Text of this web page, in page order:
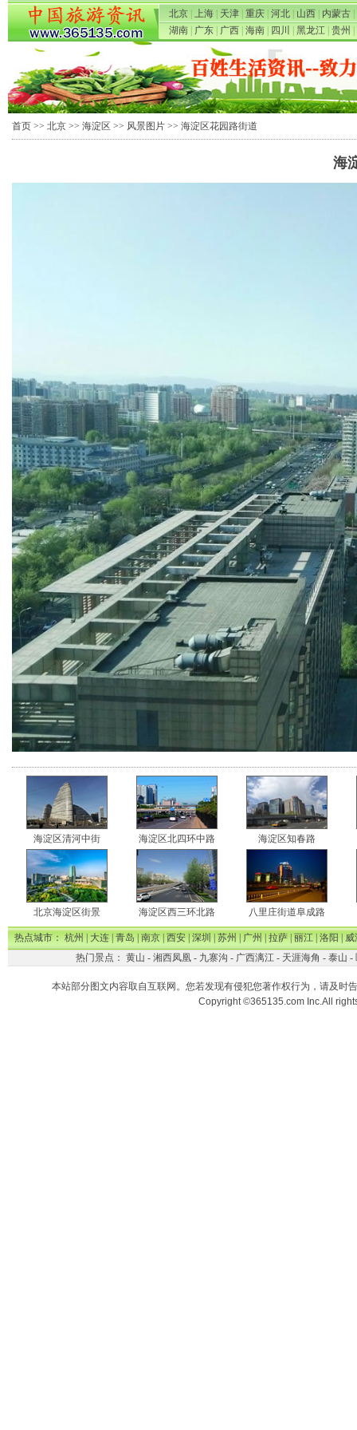
北京 上海 天津 重庆 河北 山西 内蒙古
湖南
广东 广西 海南 四川 黑龙江 贵州
首页 >> 北京 >> 海淀区 >> 风景图片 >> 海淀区花园路街道
海
海淀区清河中街 海淀区北四环中路 海淀区知春路
北京海淀区街景 海淀区西三环北路 八里庄街道阜成路
热点城市：杭州|大连|青岛|南京|西安|深圳|苏州|广州|拉萨|丽江|洛阳|威
热门景点： 黄山 - 湘西凤凰- 九寨沟 - 广西漓江- 天涯海角 - 泰山 -
本站部分图文内容取自互联网。您若发现有侵犯您著作权行为，请及时
Copyright ©365135.com Inc.All